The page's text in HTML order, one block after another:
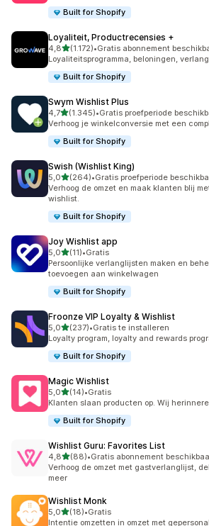
Built for Shopify
Loyaliteit, Productrecensies +
4,8van 5 sterren
(1.172)
1172 recensies in totaal
•Gratis abonnement
Loyaliteitsprogramma, beloningen,
Built for Shopify
Swym Wishlist Plus
4,7van 5 sterren
(1.345)
1345 recensies in totaal
•Gratis proefperiode
Verhoog je winkelconversie met een
Built for Shopify
Swish (Wishlist King)
5,0van 5 sterren
(264)
264 recensies in totaal
•Gratis proefperiode
Verhoog de omzet en maak klanten blij
wishlist.
Built for Shopify
Joy Wishlist app
5,0van 5 sterren
(11)
11 recensies in totaal
•Gratis
Persoonlijke verlanglijsten maken en
toevoegen aan winkelwagen
Built for Shopify
Froonze VIP Loyalty & Wishlist
5,0van 5 sterren
(237)
237 recensies in totaal
•Gratis te installeren
Loyalty program, loyalty and rewards
Built for Shopify
Magic Wishlist
5,0van 5 sterren
(14)
14 recensies in totaal
•Gratis
Klanten slaan producten op. Wij
Built for Shopify
Wishlist Guru: Favorites List
4,8van 5 sterren
(88)
88 recensies in totaal
•Gratis abonnement
Verhoog de omzet met gastverlanglijst,
meer
Wishlist Monk
5,0van 5 sterren
(18)
18 recensies in totaal
•Gratis
Intentie omzetten in omzet met